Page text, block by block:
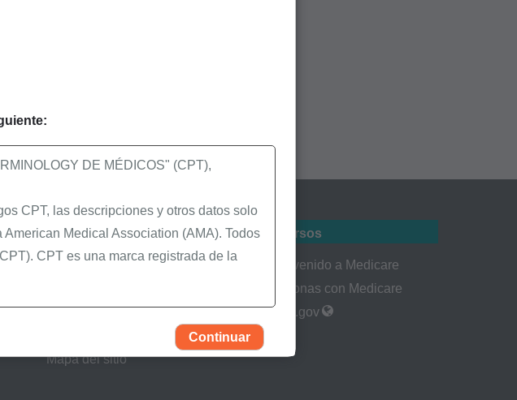
Enlaces útiles
Preguntas frecuentes
Herramientas y formularios
Mapa del sitio
Recursos
Bienvenido a Medicare
Personas con Medicare
CMS.gov
DE MÉDICOS" (CPT),
CPT, las descripciones y otros datos solo
Medical Association (AMA). Todos
CPT es una marca registrada de la
Continuar